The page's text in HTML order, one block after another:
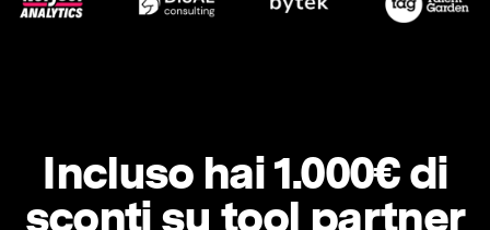
Incluso hai 1.000€ di
sconti su tool partner